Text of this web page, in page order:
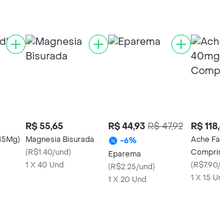
R$ 55,65
Magnesia Bisurada
(R$1.40/und)
1 X 40 Und
R$ 44,93 R$ 47,92
-6%
Eparema
(R$2.25/und)
1 X 20 Und
R$
Ache
(
1 X 15